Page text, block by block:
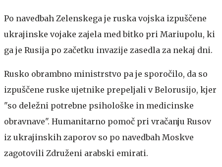
Po navedbah Zelenskega je ruska vojska izpuščene
ukrajinske vojake zajela med bitko pri Mariupolu, ki
ga je Rusija po začetku invazije zasedla za nekaj dni.
Rusko obrambno ministrstvo pa je sporočilo, da so
izpuščene ruske ujetnike prepeljali v Belorusijo, kjer
"so deležni potrebne psihološke in medicinske
obravnave". Humanitarno pomoč pri vračanju Rusov
iz ukrajinskih zaporov so po navedbah Moskve
zagotovili Združeni arabski emirati.